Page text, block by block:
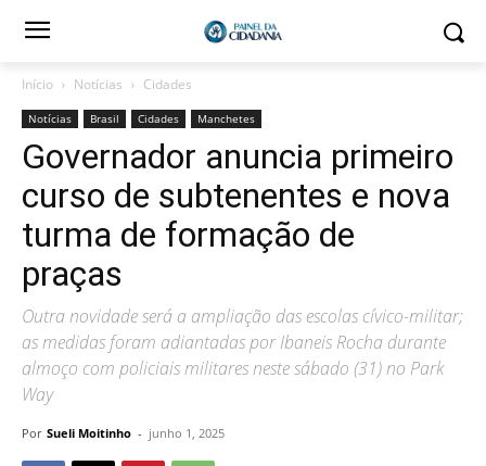
Início Notícias Cidades
Notícias Brasil Cidades Manchetes
Governador anuncia primeiro
curso de subtenentes e nova
turma de formação de
praças
Outra novidade será a ampliação das escolas cívico-militar;
as medidas foram adiantadas por Ibaneis Rocha durante
almoço com policiais militares neste sábado (31) no Park
Way
Por Sueli Moitinho - junho 1, 2025